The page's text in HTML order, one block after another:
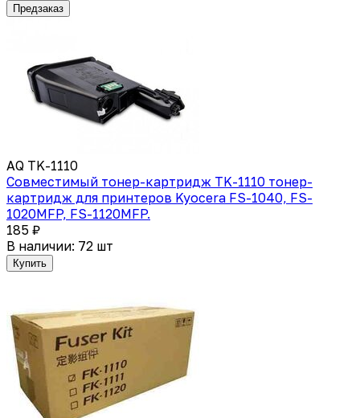
Предзаказ
AQ TK-1110
Совместимый тонер-картридж TK-1110 тонер-
картридж для принтеров Kyocera FS-1040, FS-
1020MFP, FS-1120MFP.
185 ₽
В наличии: 72 шт
Купить